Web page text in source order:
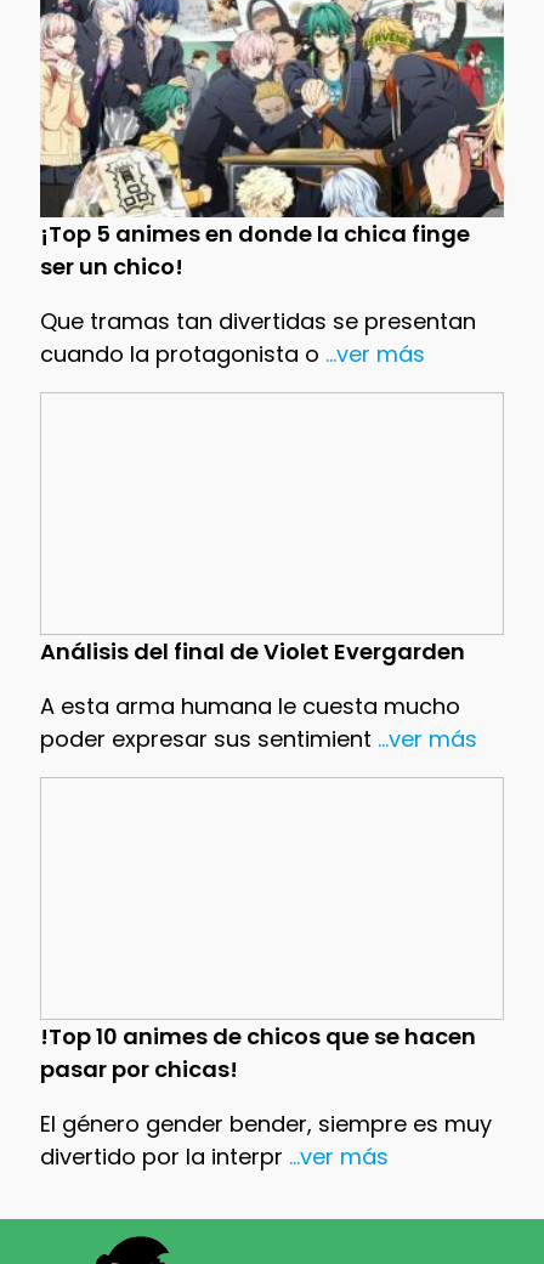
¡Top 5 animes en donde la chica finge
ser un chico!
Que tramas tan divertidas se presentan
cuando la protagonista o ...ver más
Análisis del final de Violet Evergarden
A esta arma humana le cuesta mucho
poder expresar sus sentimient ...ver más
!Top 10 animes de chicos que se hacen
pasar por chicas!
El género gender bender, siempre es muy
divertido por la interpr ...ver más